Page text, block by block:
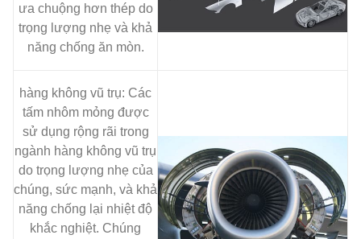
ưa chuộng hơn thép do
trọng lượng nhẹ và khả
năng chống ăn mòn.
hàng không vũ trụ: Các
tấm nhôm mỏng được
sử dụng rộng rãi trong
ngành hàng không vũ trụ
do trọng lượng nhẹ của
chúng, sức mạnh, và khả
năng chống lại nhiệt độ
khắc nghiệt. Chúng